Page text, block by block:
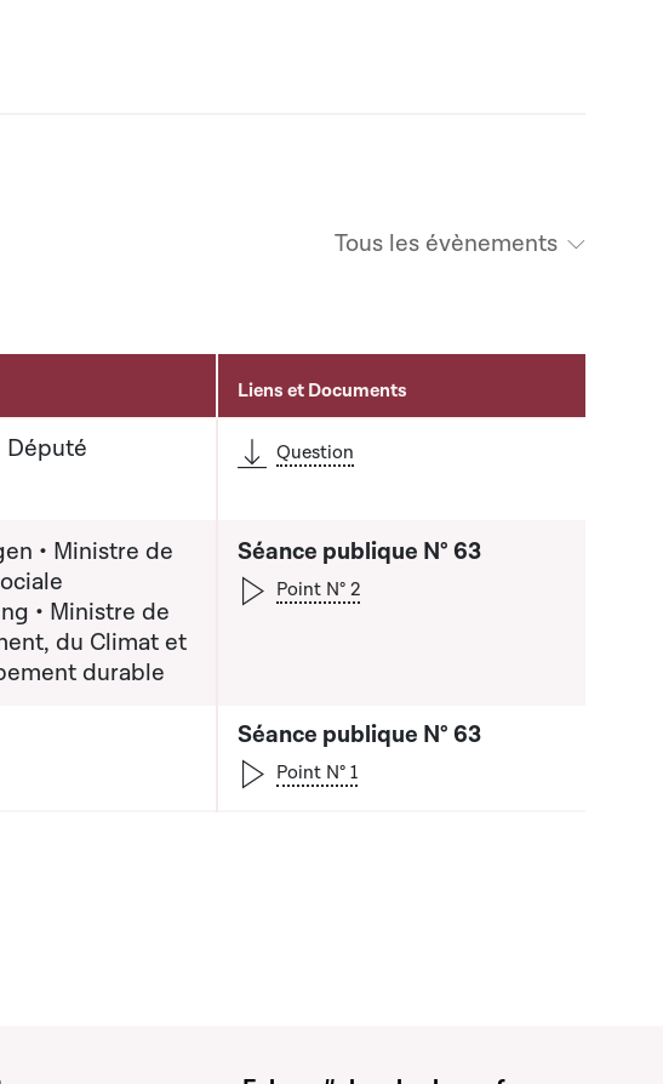
Tous les évènements
Liens et Documents
Député Question
éléments de la liste qui précède
• Ministre de
• Ministre de
du Climat et
durable
Séance publique N° 63
Point N° 2
Séance publique N° 63
Point N° 1